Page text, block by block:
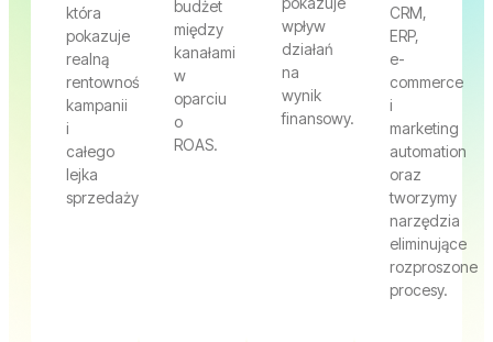
która
pokazuje
realną
rentowność
kampanii
i
całego
lejka
sprzedaży.
budżet
między
kanałami
w
oparciu
o
ROAS.
wpływ
działań
na
wynik
finansowy.
CRM,
ERP,
e-
commerce
i
marketing
automation
oraz
tworzymy
narzędzia
eliminujące
rozproszone
procesy.